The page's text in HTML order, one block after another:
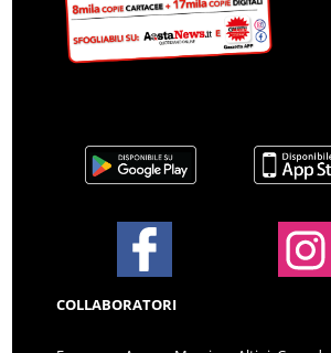
COLLABORATORI